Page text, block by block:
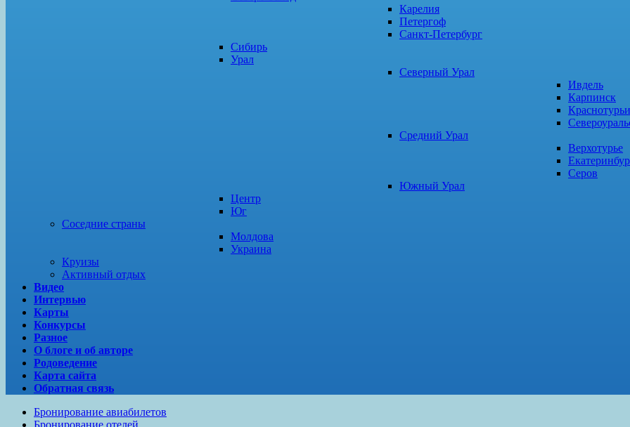
Карелия
Петергоф
Санкт-Петербург
Сибирь
Урал
Северный Урал
Ивдель
Карпинск
Средний Урал
Верхотурье
Серов
Южный Урал
Центр
Юг
Соседние страны
Молдова
Украина
Круизы
Активный отдых
Видео
Интервью
Карты
Конкурсы
Разное
О блоге и об авторе
Родоведение
Карта сайта
Обратная связь
Бронирование авиабилетов
Бронирование отелей